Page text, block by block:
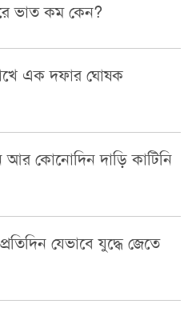
ভাত কম কেন?
এক দফার ঘোষক
কোনোদিন দাড়ি কাটিনি
যেভাবে যুদ্ধে জেতে